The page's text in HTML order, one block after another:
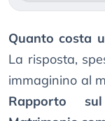
Quanto costa
La risposta,
immaginino al
Rapporto